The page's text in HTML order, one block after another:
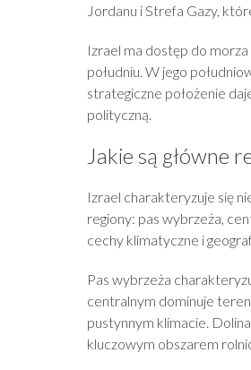
Jordanu i Strefa Gazy,
Izrael ma dostęp do
południu. W jego
strategiczne położenie
polityczną.
Jakie są główne
Izrael charakteryzuje się
regiony: pas wybrzeża,
cechy klimatyczne i
Pas wybrzeża
centralnym dominuje
pustynnym klimacie.
kluczowym obszarem